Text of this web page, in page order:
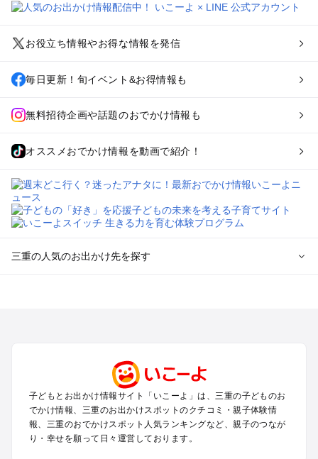
お役立ち情報やお得な情報を発信
毎日更新！旬イベント&お得情報も
無料招待企画や話題のおでかけ情報も
オススメおでかけ情報を動画で紹介！
三重の人気のお出かけ先を探す
志摩・南伊勢のプールお出かけ
伊勢・二見のプールお出かけ
熊野・尾鷲・紀伊長島のプールお出かけ
鳥羽市（菅島・答志島）のプールお出かけ
南鳥羽のプールお出かけ
子どもとお出かけ情報サイト「いこーよ」は、三重の子どものお
でかけ情報、三重のお出かけスポットのクチコミ・親子体験情
報、三重のおでかけスポット人気ランキングなど、親子のつなが
り・幸せを願って日々運営しております。